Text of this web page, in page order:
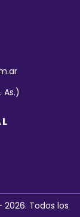
As.)
2026. Todos los